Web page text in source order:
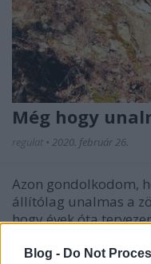
Blog - Do Not
Még hogy
regulat • 2020. február 26.
Azon gondolkodom,
állítólag unalmas a
hogy évek óta
túrára mivel is
azok a túra vagy